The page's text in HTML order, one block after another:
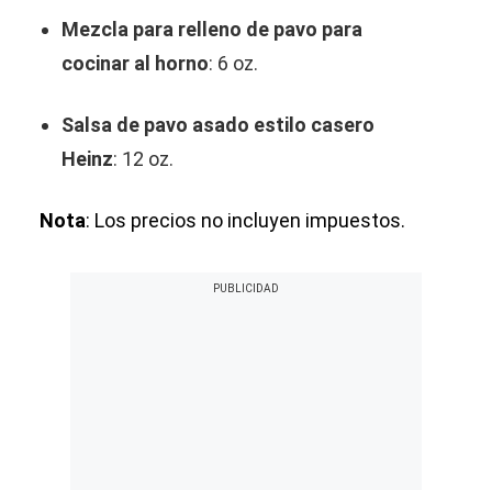
Mezcla para relleno de pavo para
cocinar al horno: 6 oz.
Salsa de pavo asado estilo casero
Heinz: 12 oz.
Nota: Los precios no incluyen impuestos.